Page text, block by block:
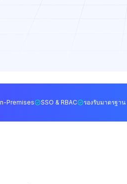
Premises SSO & RBAC รองรับมาตรฐาน